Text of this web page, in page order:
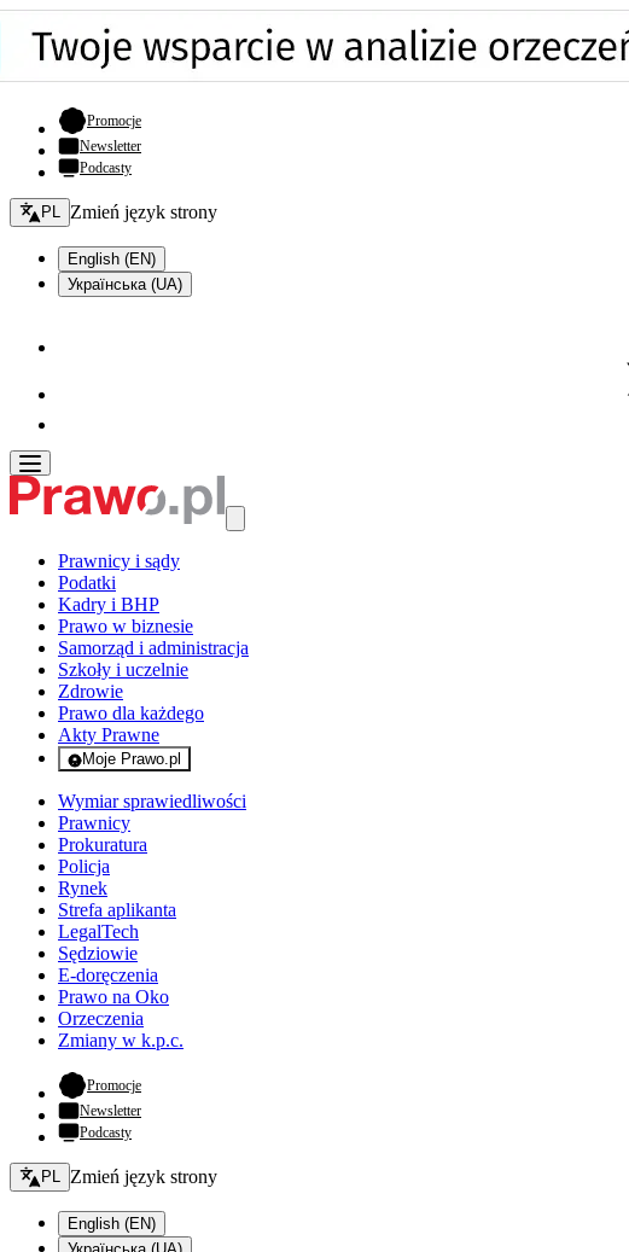
Promocje- otwiera się w nowej karcie
Newsletter
Podcasty
Zmień język - bieżący:
PL Zmień język strony
English (EN)
Українська (UA)
Prawnicy i sądy
Podatki
Kadry i BHP
Prawo w biznesie
Samorząd i administracja
Szkoły i uczelnie
Zdrowie
Prawo dla każdego
Akty Prawne
Moje Prawo.pl
- rejestracja i logowanie do serwisu
Wymiar sprawiedliwości
Prawnicy
Prokuratura
Policja
Rynek
Strefa aplikanta
LegalTech
Sędziowie
E-doręczenia
Prawo na Oko
Orzeczenia
Zmiany w k.p.c.
Promocje- otwiera się w nowej karcie
Newsletter
Podcasty
Zmień język - bieżący:
PL Zmień język strony
English (EN)